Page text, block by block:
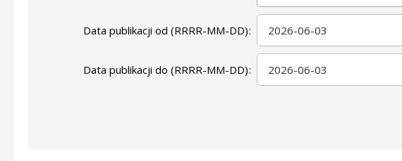
Data publikacji od (RRRR-MM-DD)
Data publikacji do (RRRR-MM-DD)